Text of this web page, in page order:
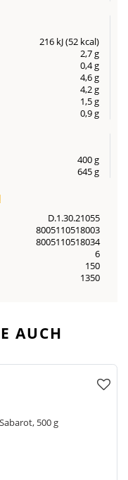
216 kJ (52 kcal)
2,7 g
0,4 g
4,6 g
4,2 g
1,5 g
0,9 g
400 g
645 g
D.1.30.21055
8005110518003
8005110518034
6
150
1350
AUCH